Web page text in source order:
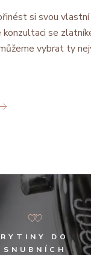
si svou
konzultaci se
vybrat ty
RYTINY DO
SNUBNÍCH